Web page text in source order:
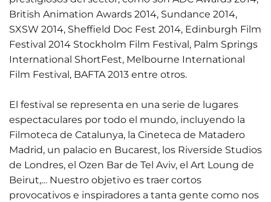
British Animation Awards 2014, Sundance 2014,
SXSW 2014, Sheffield Doc Fest 2014, Edinburgh Film
Festival 2014 Stockholm Film Festival, Palm Springs
International ShortFest, Melbourne International
Film Festival, BAFTA 2013 entre otros.
El festival se representa en una serie de lugares
espectaculares por todo el mundo, incluyendo la
Filmoteca de Catalunya, la Cineteca de Matadero
Madrid, un palacio en Bucarest, los Riverside Studios
de Londres, el Ozen Bar de Tel Aviv, el Art Loung de
Beirut,… Nuestro objetivo es traer cortos
provocativos e inspiradores a tanta gente como nos